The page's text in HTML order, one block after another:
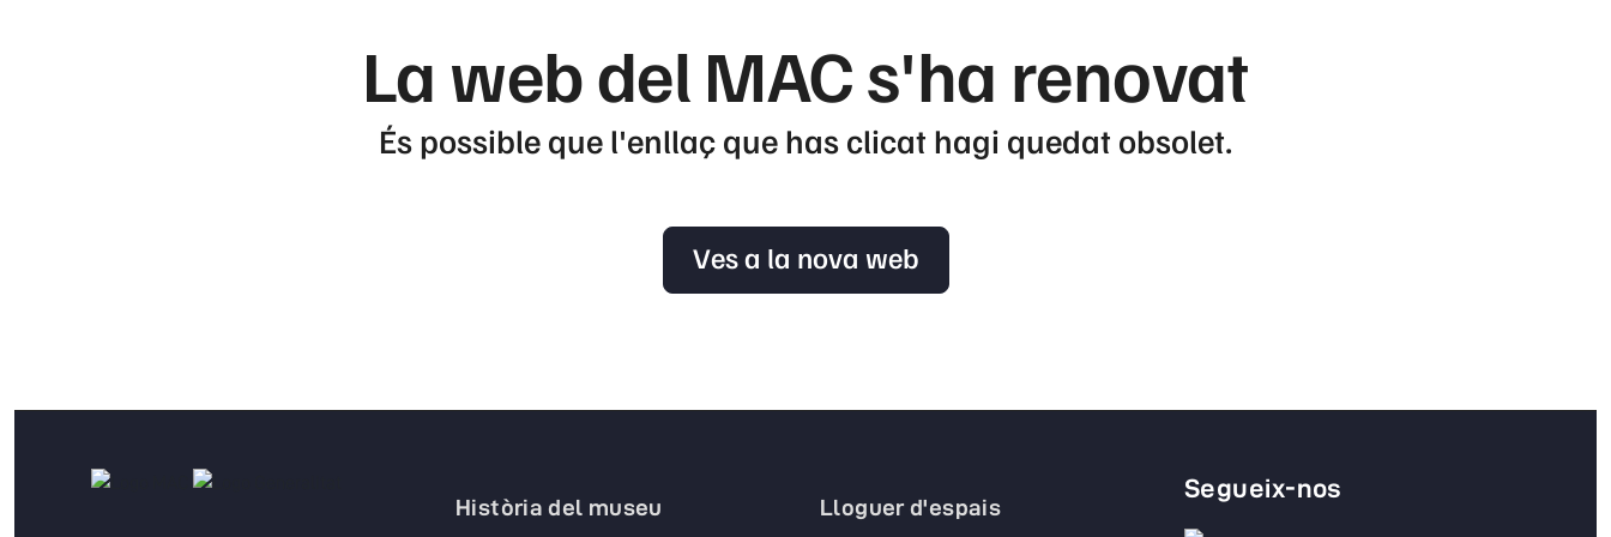
La web del MAC s'ha renovat
És possible que l'enllaç que has clicat hagi quedat obsolet.
Ves a la nova web
Història del museu Lloguer d'espais
Segueix-nos